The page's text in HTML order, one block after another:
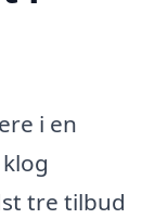
i en
tre tilbud